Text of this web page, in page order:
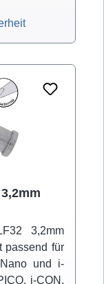
3,2mm
passend für
Nano und i-
i-CON,